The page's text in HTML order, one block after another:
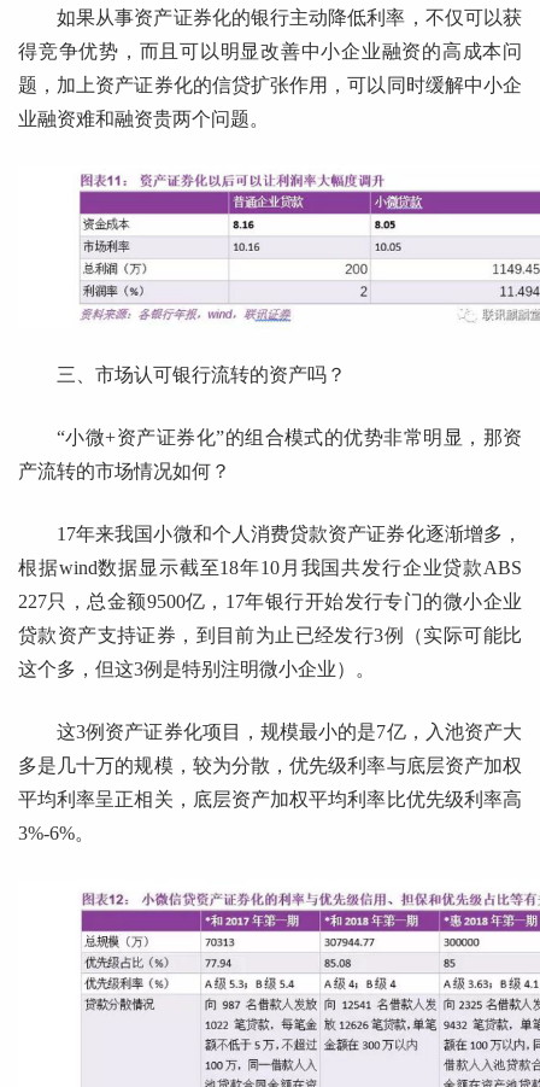
如果从事资产证券化的银行主动降低利率，不仅可以获
得竞争优势，而且可以明显改善中小企业融资的高成本问
题，加上资产证券化的信贷扩张作用，可以同时缓解中小企
业融资难和融资贵两个问题。
三、市场认可银行流转的资产吗？
“小微+资产证券化”的组合模式的优势非常明显，那资
产流转的市场情况如何？
17年来我国小微和个人消费贷款资产证券化逐渐增多，
根据wind数据显示截至18年10月我国共发行企业贷款ABS
227只，总金额9500亿，17年银行开始发行专门的微小企业
贷款资产支持证券，到目前为止已经发行3例（实际可能比
这个多，但这3例是特别注明微小企业）。
这3例资产证券化项目，规模最小的是7亿，入池资产大
多是几十万的规模，较为分散，优先级利率与底层资产加权
平均利率呈正相关，底层资产加权平均利率比优先级利率高
3%-6%。